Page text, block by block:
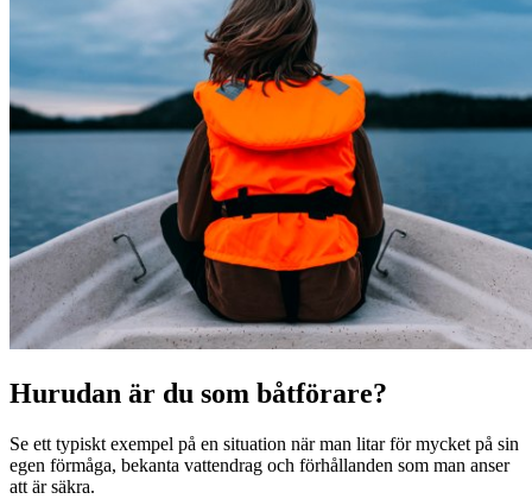
Hurudan är du som båtförare?
Se ett typiskt exempel på en situation när man litar för mycket på sin
egen förmåga, bekanta vattendrag och förhållanden som man anser
att är säkra.